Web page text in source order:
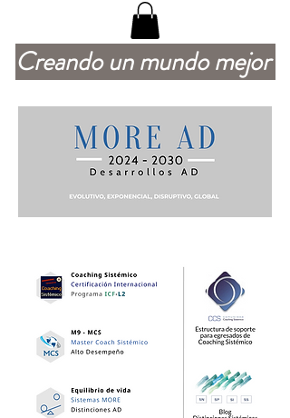
Creando un mundo mejor